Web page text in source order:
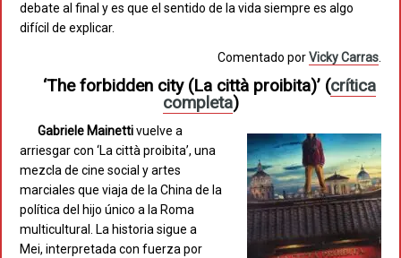
debate al final y es que el sentido de la vida siempre es algo
difícil de explicar.
Comentado porVicky Carras.
‘The forbidden city (La città proibita)’ (crítica
completa)
Gabriele Mainettivuelve a
arriesgar con ‘La città proibita’, una
mezcla de cine social y artes
marciales que viaja de la China de la
política del hijo único a la Roma
multicultural. La historia sigue a
Mei, interpretada con fuerza por